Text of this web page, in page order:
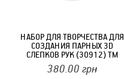
НАБОР ДЛЯ ТВОРЧЕСТВА ДЛЯ
СОЗДАНИЯ ПАРНЫХ 3D
СЛЕПКОВ РУК (30912) ТМ
STRATEG
380.00 грн